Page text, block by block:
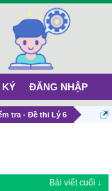
tra - Đề thi Lý 6
Bài viết cuối ↓
ĐĂNG NHẬP